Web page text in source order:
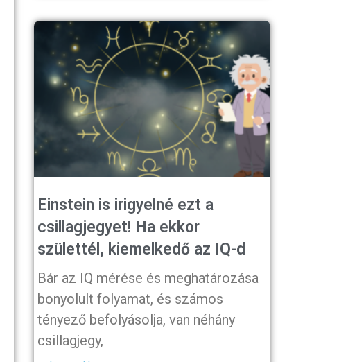
Einstein is irigyelné ezt a
csillagjegyet! Ha ekkor
születtél, kiemelkedő az IQ-d
Bár az IQ mérése és meghatározása
bonyolult folyamat, és számos
tényező befolyásolja, van néhány
csillagjegy,